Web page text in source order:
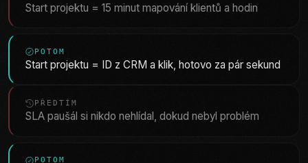
Start projektu = 15 minut mapování klientů a hodin
POTOM
Start projektu = ID z CRM a klik, hotovo za pár sekund
PŘEDTÍM
SLA paušál si nikdo nehlídal, dokud nebyl problém
POTOM